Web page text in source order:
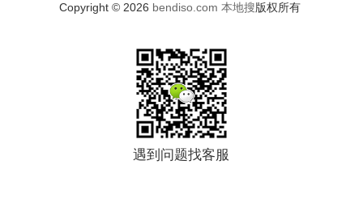
Copyright © 2026 bendiso.com 本地搜版权所有
遇到问题找客服